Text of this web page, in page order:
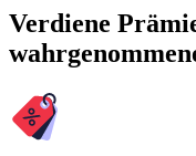
Verdiene